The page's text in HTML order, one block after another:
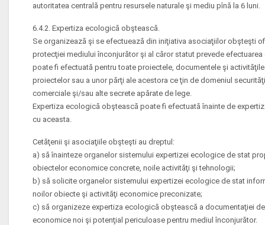
autoritatea centrală pentru resursele naturale şi mediu pînă la 6 luni.
6.4.2. Expertiza ecologică obştească.
Se organizează şi se efectuează din iniţiativa asociaţiilor obşteşti
protecţiei mediului înconjurător şi al căror statut prevede
poate fi efectuată pentru toate proiectele, documentele şi
proiectelor sau a unor părţi ale acestora ce ţin de domeniul
comerciale şi/sau alte secrete apărate de lege.
Expertiza ecologică obştească poate fi efectuată înainte de
cu aceasta.
Cetăţenii şi asociaţiile obşteşti au dreptul:
a) să înainteze organelor sistemului expertizei ecologice de stat
obiectelor economice concrete, noile activităţi şi tehnologii;
b) să solicite organelor sistemului expertizei ecologice de stat
noilor obiecte şi activităţi economice preconizate;
c) să organizeze expertiza ecologică obştească a documentaţiei
economice noi şi potenţial periculoase pentru mediul înconjurător.